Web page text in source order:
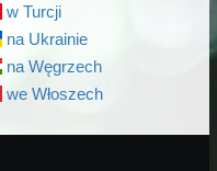
w Turcji
na Ukrainie
na Węgrzech
we Włoszech